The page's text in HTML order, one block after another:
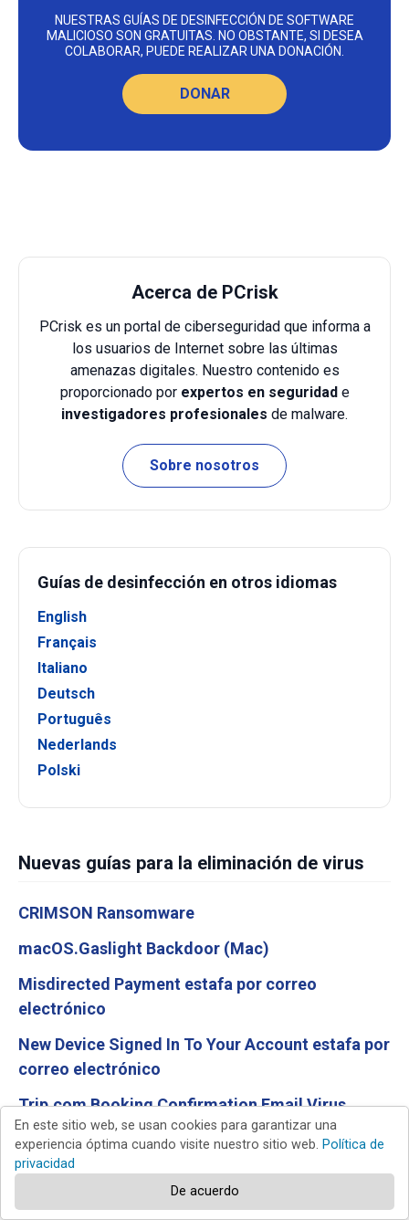
NUESTRAS GUÍAS DE DESINFECCIÓN DE SOFTWARE
MALICIOSO SON GRATUITAS. NO OBSTANTE, SI DESEA
COLABORAR, PUEDE REALIZAR UNA DONACIÓN.
DONAR
Acerca de PCrisk
PCrisk es un portal de ciberseguridad que informa a
los usuarios de Internet sobre las últimas
amenazas digitales. Nuestro contenido es
proporcionado por expertos en seguridad e
investigadores profesionales de malware.
Sobre nosotros
Guías de desinfección en otros idiomas
English
Français
Italiano
Deutsch
Português
Nederlands
Polski
Nuevas guías para la eliminación de virus
CRIMSON Ransomware
macOS.Gaslight Backdoor (Mac)
Misdirected Payment estafa por correo
electrónico
New Device Signed In To Your Account estafa por
correo electrónico
Trip.com Booking Confirmation Email Virus
Top de guías para la eliminación de virus
En este sitio web, se usan cookies para garantizar una
experiencia óptima cuando visite nuestro sitio web. Política de
privacidad
De acuerdo